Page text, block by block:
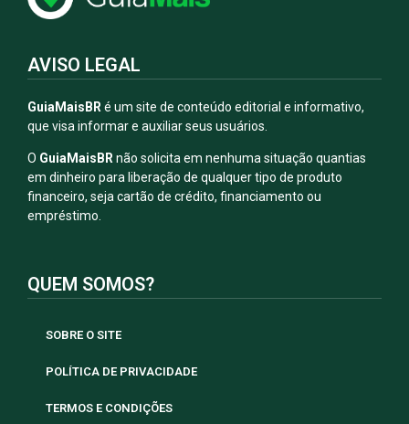
AVISO LEGAL
GuiaMaisBR é um site de conteúdo editorial e informativo,
que visa informar e auxiliar seus usuários.
O GuiaMaisBR não solicita em nenhuma situação quantias
em dinheiro para liberação de qualquer tipo de produto
financeiro, seja cartão de crédito, financiamento ou
empréstimo.
QUEM SOMOS?
SOBRE O SITE
POLÍTICA DE PRIVACIDADE
TERMOS E CONDIÇÕES